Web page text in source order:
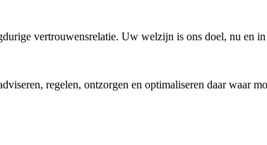
vertrouwensrelatie. Uw welzijn is ons doel, nu en
regelen, ontzorgen en optimaliseren daar waar